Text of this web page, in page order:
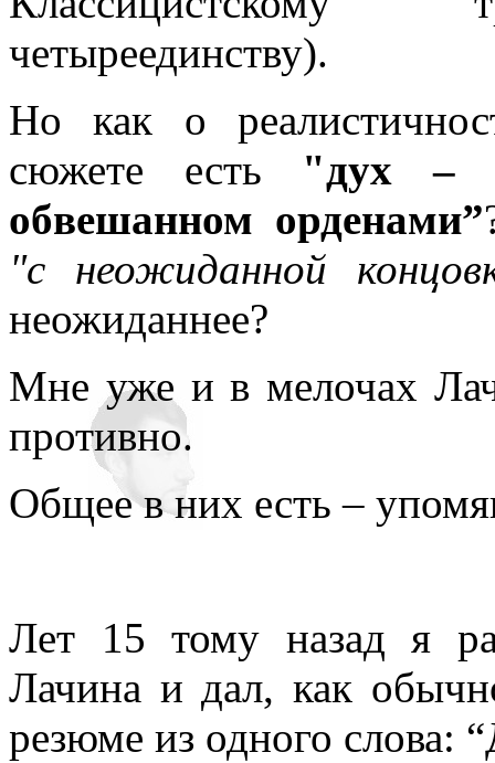
четыреединству).
Но как о
сюжете есть "дух –
обвешанном орденами”
"с неожиданной
неожиданнее?
Мне уже и в мелочах
противно.
Общее в них есть –
Лет 15 тому назад я
Лачина и дал, как
резюме из одного слова: